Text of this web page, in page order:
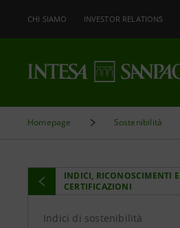
CHI SIAMO INVESTOR RELATIONS
Homepage Sostenibilità
INDICI, RICONOSCIMENTI E
CERTIFICAZIONI
Indici di sostenibilità